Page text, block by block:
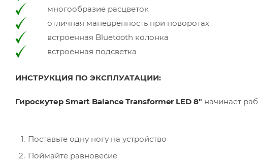
многообразие расцветок
отличная маневренность при поворотах
встроенная Bluetooth колонка
встроенная подсветка
ИНСТРУКЦИЯ ПО ЭКСПЛУАТАЦИИ:
Гироскутер Smart Balance Transformer LED 8" начинает
Поставьте одну ногу на устройство
Поймайте равновесие